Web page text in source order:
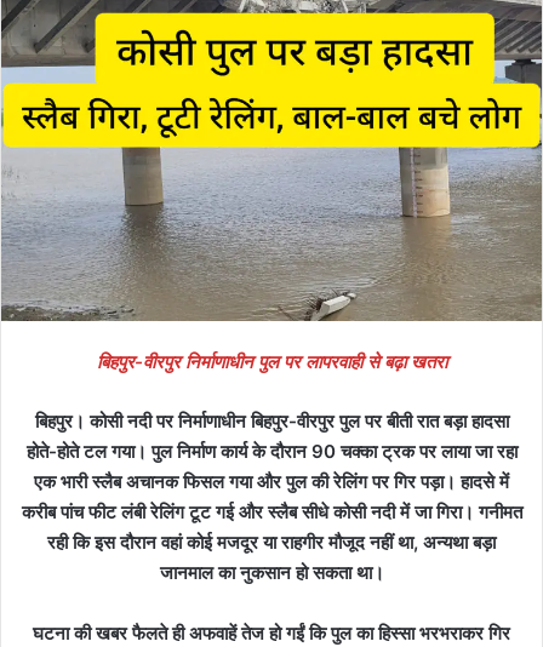
बिहपुर-वीरपुर निर्माणाधीन पुल पर लापरवाही से बढ़ा खतरा
बिहपुर। कोसी नदी पर निर्माणाधीन बिहपुर-वीरपुर पुल पर बीती रात बड़ा हादसा
होते-होते टल गया। पुल निर्माण कार्य के दौरान 90 चक्का ट्रक पर लाया जा रहा
एक भारी स्लैब अचानक फिसल गया और पुल की रेलिंग पर गिर पड़ा। हादसे में
करीब पांच फीट लंबी रेलिंग टूट गई और स्लैब सीधे कोसी नदी में जा गिरा। गनीमत
रही कि इस दौरान वहां कोई मजदूर या राहगीर मौजूद नहीं था, अन्यथा बड़ा
जानमाल का नुकसान हो सकता था।
घटना की खबर फैलते ही अफवाहें तेज हो गईं कि पुल का हिस्सा भरभराकर गिर